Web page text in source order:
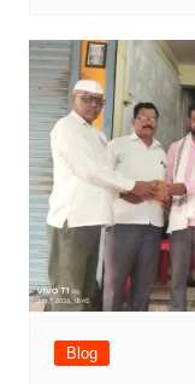
Blog